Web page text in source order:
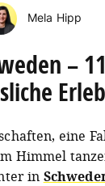
Mela Hipp
–
eine
Himmel
in